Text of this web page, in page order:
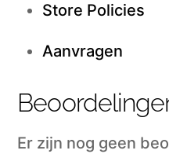
Store Policies
Aanvragen
Er zijn nog geen